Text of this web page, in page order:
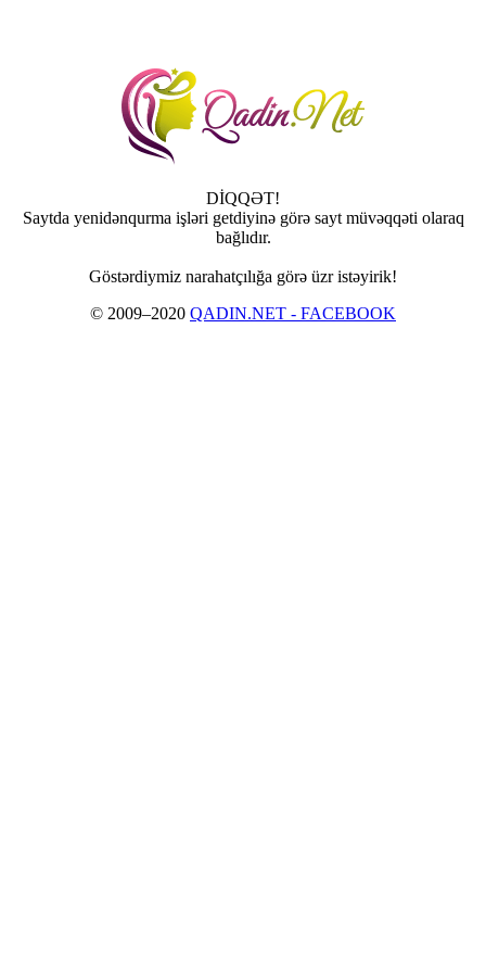
DİQQƏT!
Saytda yenidənqurma işləri getdiyinə görə sayt müvəqqəti olaraq
bağlıdır.
Göstərdiymiz narahatçılığa görə üzr istəyirik!
© 2009–2020 QADIN.NET - FACEBOOK